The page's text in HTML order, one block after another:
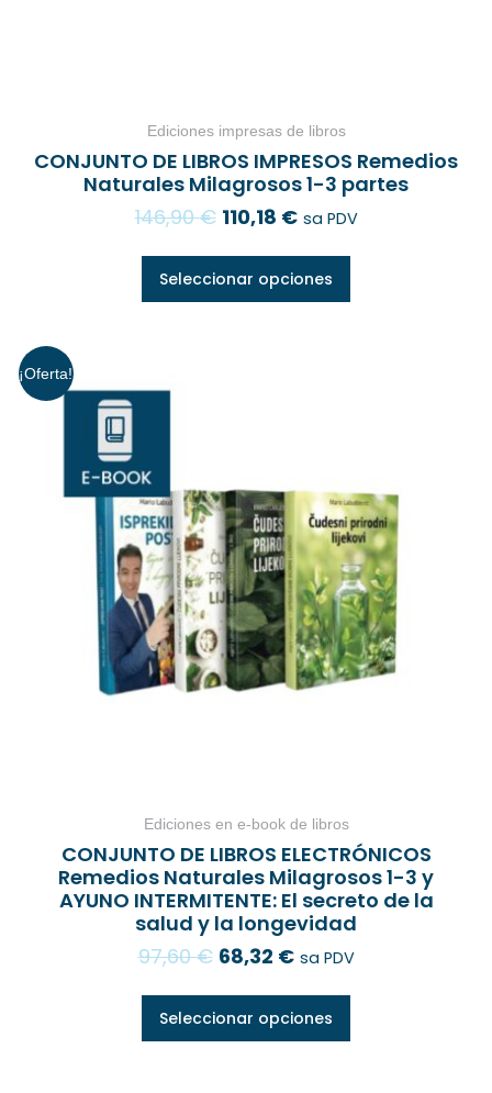
Ediciones impresas de libros
CONJUNTO DE LIBROS IMPRESOS Remedios
Naturales Milagrosos 1-3 partes
146,90€ 110,18 € sa PDV
Seleccionar opciones
¡Oferta!
Ediciones en e-book de libros
CONJUNTO DE LIBROS ELECTRÓNICOS
Remedios Naturales Milagrosos 1-3 y
AYUNO INTERMITENTE: El secreto de la
salud y la longevidad
97,60€ 68,32 € sa PDV
Seleccionar opciones